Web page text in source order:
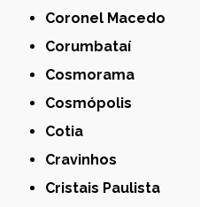
Coronel Macedo
Corumbataí
Cosmorama
Cosmópolis
Cotia
Cravinhos
Cristais Paulista